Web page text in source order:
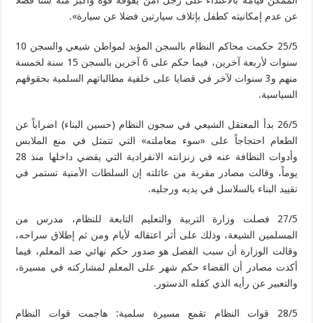
عن عدم إمكانيته كطفل بإتلاف سيارتين فضلا عن سيارة».
25/5 حكمت محاكم النظام بالسجن المؤبد لمواطن شيعي والسجن 10
سنوات لأربعة آخرين، فيما حكم على 6 آخرين بالسجن 15 سنة لخمسة
منهم و3 سنوات لآخر في قضايا على خلفية مطالباتهم السلمية بحقوقهم
السياسية.
26/5 بدأ المعتقل الشيعي في سجون النظام (حسين البناء) اضراباً عن
الطعام احتجاجاً على «سوء معاملته» التي تتمثل في منع الملابس
وأدوات النظافة عنه في زنزانته الانفرادية التي يقضي داخلها منذ 28
يوماً، وقالت مصادر مقربة من عائلته إن السلطات الأمنية تستمر في
تقييد البناء بالسلاسل في يديه ورجليه.
27/5 فصلت وزارة التربية والتعليم التابعة للنظام، مدرس من
المسلمين الشيعة، وذلك على أثر اعتقاله لأيام ومن ثم إطلاق سراحه،
وقالت الوزارة أن سبب الفصل هو صدور حكم نهائي ضد المعلم، فيما
أكدت مصادر أن القضاء حكم شهر على المعلم لمشاركته في مسيرة،
والتعبير عن رأيه الذي كفله الدستور.
28/5 قوات النظام تقمع مسيرة سلمية: هاجمت قوات النظام